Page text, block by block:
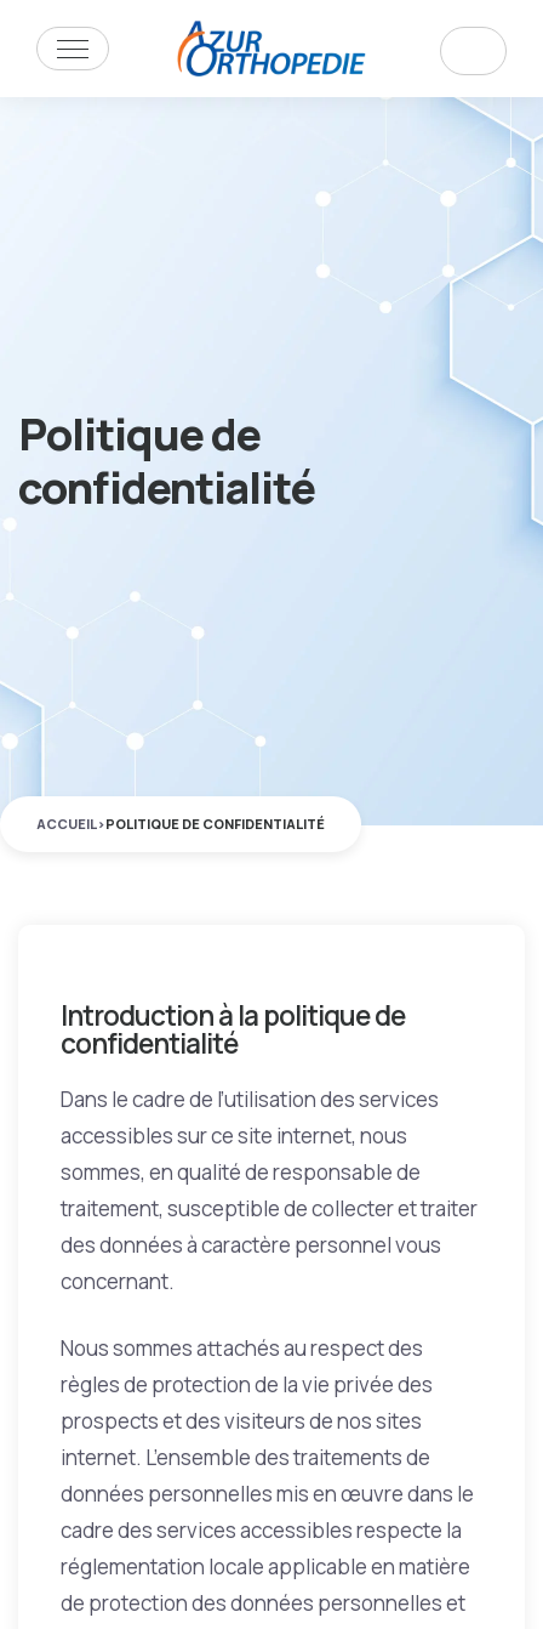
Politique de
confidentialité
ACCUEIL>POLITIQUE DE CONFIDENTIALITÉ
Introduction à la politique de
confidentialité
Dans le cadre de l’utilisation des services
accessibles sur ce site internet, nous
sommes, en qualité de responsable de
traitement, susceptible de collecter et traiter
des données à caractère personnel vous
concernant.
Nous sommes attachés au respect des
règles de protection de la vie privée des
prospects et des visiteurs de nos sites
internet. L’ensemble des traitements de
données personnelles mis en œuvre dans le
cadre des services accessibles respecte la
réglementation locale applicable en matière
de protection des données personnelles et